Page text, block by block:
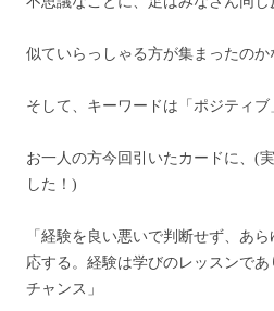
似ていらっしゃる方が集まったのか
そして、キーワードは「ポジティブ
お一人の方今回引いたカードに、(
した！)
「経験を良い悪いで判断せず、あ
応する。経験は学びのレッスンで
チャンス」